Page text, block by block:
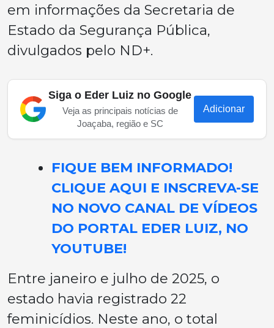
em informações da Secretaria de
Estado da Segurança Pública,
divulgados pelo ND+.
Siga o Eder Luiz no Google
Veja as principais notícias de
Joaçaba, região e SC
Adicionar
FIQUE BEM INFORMADO!
CLIQUE AQUI E INSCREVA-SE
NO NOVO CANAL DE VÍDEOS
DO PORTAL EDER LUIZ, NO
YOUTUBE!
Entre janeiro e julho de 2025, o
estado havia registrado 22
feminicídios. Neste ano, o total